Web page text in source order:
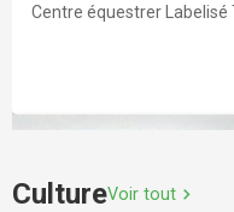
Centre équestrer Labelisé
CultureVoir tout chevron_right